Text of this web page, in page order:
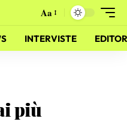
Aa
INTERVISTE
più